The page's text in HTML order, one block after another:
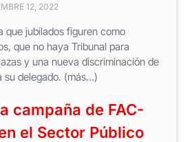
12, 2022
que jubilados figuren como
que no haya Tribunal para
y una nueva discriminación de
su delegado. (más…)
campaña de FAC-
el Sector Público